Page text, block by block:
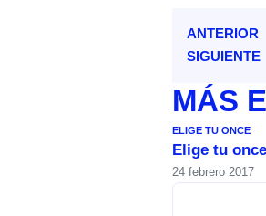
ANTERIOR
SIGUIENTE
MÁS
ELIGE TU ONCE
Elige tu
24 febrero 2017